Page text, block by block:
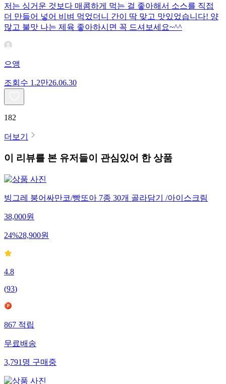
저는 싱거운 것보다 매콤하게 먹는 걸 좋아해서 소스를 직접
더 만들어 넣어 비벼 먹었더니 간이 딱 맞고 맛있었습니다! 양
많고 불맛 나는 제육 좋아하시면 꼭 드셔보세요~^^
으앵
조회수 1.2만26.06.30
182
더보기
이 리뷰를 본 유저들이 관심있어 한 상품
빙그레 붕어싸만코/빵또아 7종 30개 골라담기 /아이스크림
38,000원
24%28,900원
4.8
(93)
867 적립
무료배송
3,791 명 구매중